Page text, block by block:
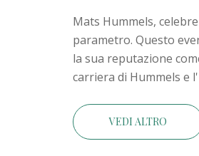
Mats Hummels,
parametro. Questo
la sua reputazione
carriera di Hummels e
VEDI ALTRO